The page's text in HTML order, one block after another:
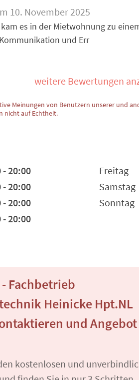
10. November 2025
es in der Mietwohnung zu
und Err
weitere Bewertungen
Meinungen von Benutzern unserer und
nicht auf Echtheit.
- 20:00
- 20:00
- 20:00
- 20:00
Freitag
Samstag
Sonntag
- Fachbetrieb
Heinicke Hpt.NL
und Angebot
kostenlosen und